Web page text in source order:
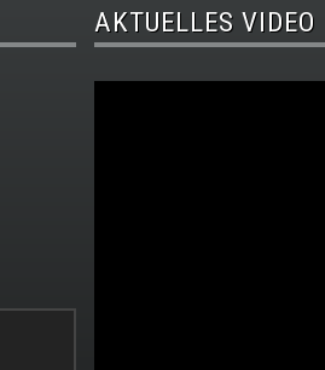
AKTUELLES VIDEO